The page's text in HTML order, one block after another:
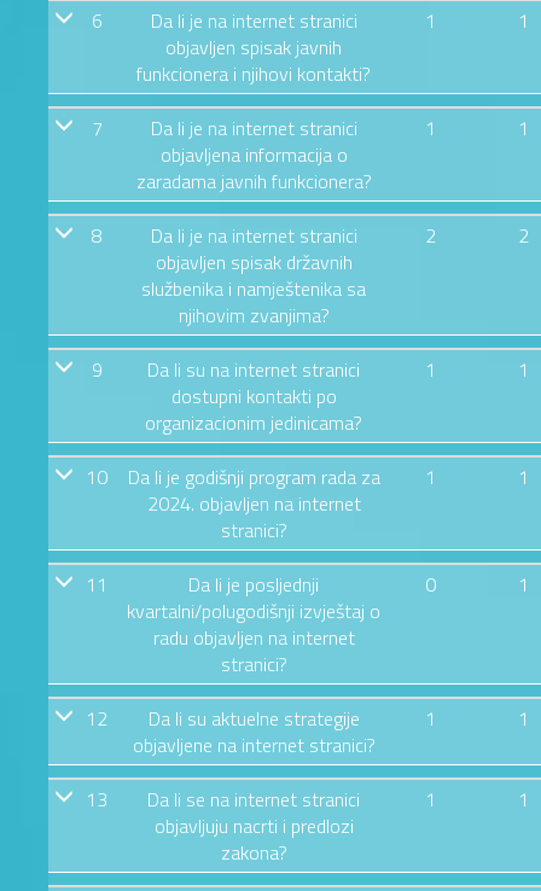
6
Da li je na internet stranici
objavljen spisak javnih
funkcionera i njihovi kontakti?
1 1
7
Da li je na internet stranici
objavljena informacija o
zaradama javnih funkcionera?
1 1
8
Da li je na internet stranici
objavljen spisak državnih
službenika i namještenika sa
njihovim zvanjima?
2 2
9
Da li su na internet stranici
dostupni kontakti po
organizacionim jedinicama?
1 1
10
Da li je godišnji program rada za
2024. objavljen na internet
stranici?
1 1
11
Da li je posljednji
kvartalni/polugodišnji izvještaj o
radu objavljen na internet
stranici?
0 1
12
Da li su aktuelne strategije
objavljene na internet stranici?
1 1
13
Da li se na internet stranici
objavljuju nacrti i predlozi
zakona?
1 1